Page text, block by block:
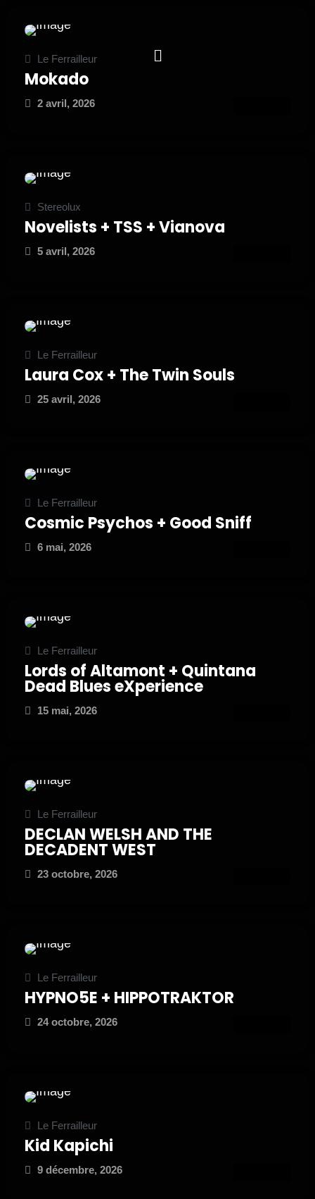
Le Ferrailleur
Mokado
2 avril, 2026
Stereolux
Novelists + TSS + Vianova
5 avril, 2026
Le Ferrailleur
Laura Cox + The Twin Souls
25 avril, 2026
Le Ferrailleur
Cosmic Psychos + Good Sniff
6 mai, 2026
Le Ferrailleur
Lords of Altamont + Quintana
Dead Blues eXperience
15 mai, 2026
Le Ferrailleur
DECLAN WELSH AND THE
DECADENT WEST
23 octobre, 2026
Le Ferrailleur
HYPNO5E + HIPPOTRAKTOR
24 octobre, 2026
Le Ferrailleur
Kid Kapichi
9 décembre, 2026